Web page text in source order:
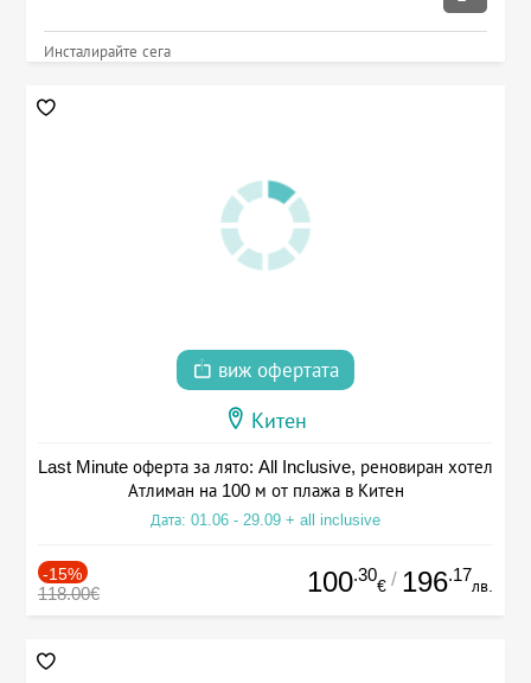
Инсталирайте сега
виж офертата
Китен
Last Minute оферта за лято: All Inclusive, реновиран хотел
Атлиман на 100 м от плажа в Китен
Дата: 01.06 - 29.09 + all inclusive
-15%
118.00€ 100.30
€ / 196.17
лв.